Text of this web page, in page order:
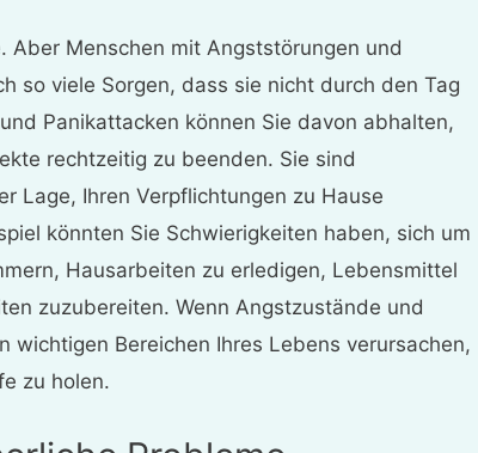
Aber Menschen mit Angststörungen und
so viele Sorgen, dass sie nicht durch den Tag
Panikattacken können Sie davon abhalten,
rechtzeitig zu beenden. Sie sind
Lage, Ihren Verpflichtungen zu Hause
könnten Sie Schwierigkeiten haben, sich um
Hausarbeiten zu erledigen, Lebensmittel
zuzubereiten. Wenn Angstzustände und
wichtigen Bereichen Ihres Lebens verursachen,
zu holen.